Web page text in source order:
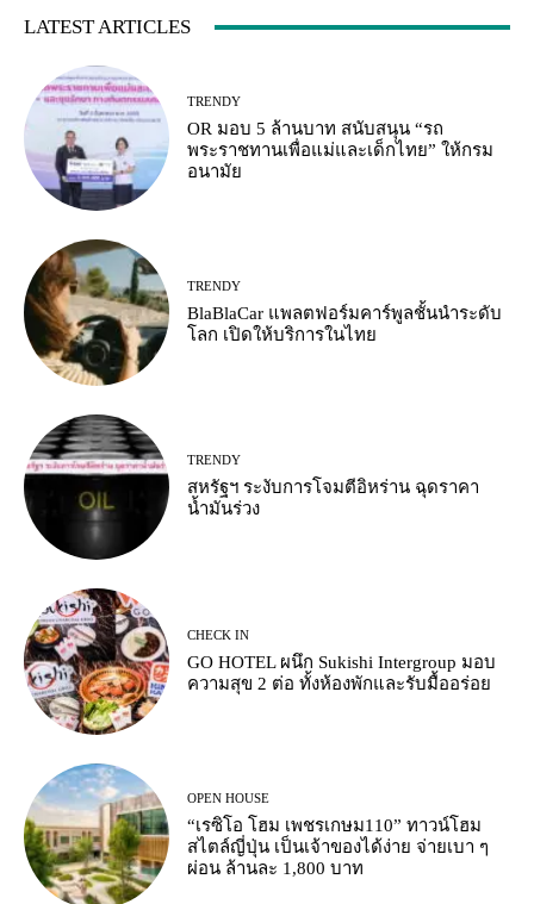
LATEST ARTICLES
TRENDY
OR มอบ 5 ล้านบาท สนับสนุน “รถ
พระราชทานเพื่อแม่และเด็กไทย” ให้กรม
อนามัย
TRENDY
BlaBlaCar แพลตฟอร์มคาร์พูลชั้นนำระดับ
โลก เปิดให้บริการในไทย
TRENDY
สหรัฐฯ ระงับการโจมตีอิหร่าน ฉุดราคา
น้ำมันร่วง
CHECK IN
GO HOTEL ผนึก Sukishi Intergroup มอบ
ความสุข 2 ต่อ ทั้งห้องพักและรับมื้ออร่อย
OPEN HOUSE
“เรซิโอ โฮม เพชรเกษม110” ทาวน์โฮม
สไตล์ญี่ปุ่น เป็นเจ้าของได้ง่าย จ่ายเบา ๆ
ผ่อน ล้านละ 1,800 บาท